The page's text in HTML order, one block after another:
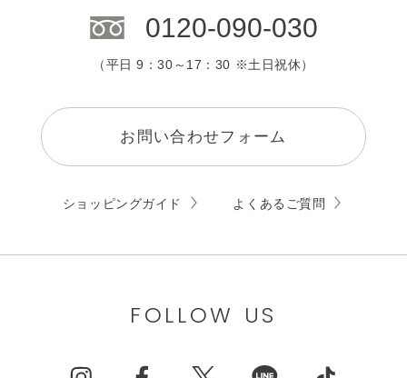
0120-090-030
（平日 9：30～17：30 ※土日祝休）
お問い合わせフォーム
ショッピングガイド よくあるご質問
FOLLOW US